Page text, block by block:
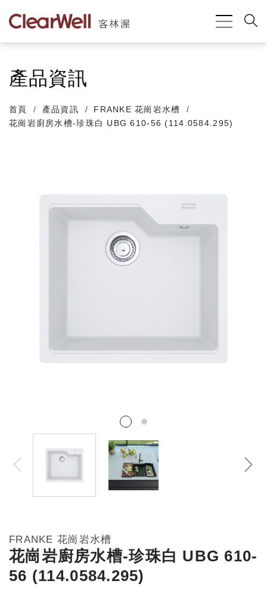
產品資訊
首頁 產品資訊
FRANKE 花崗岩水槽
花崗岩廚房水槽-珍珠白 UBG 610-56 (114.0584.295)
FRANKE 花崗岩水槽
花崗岩廚房水槽-珍珠白 UBG 610-
56 (114.0584.295)